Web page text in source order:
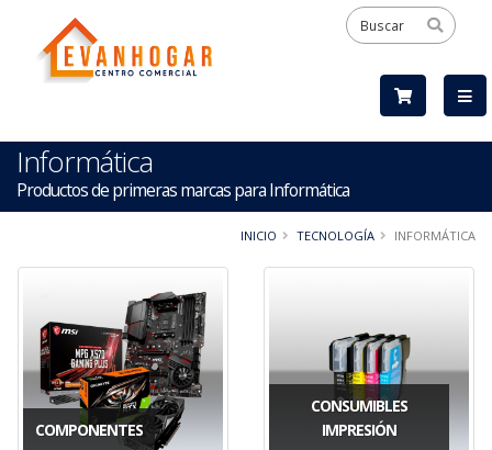
Informática
Productos de primeras marcas para Informática
INICIO TECNOLOGÍA INFORMÁTICA
COMPONENTES
CONSUMIBLES
IMPRESIÓN